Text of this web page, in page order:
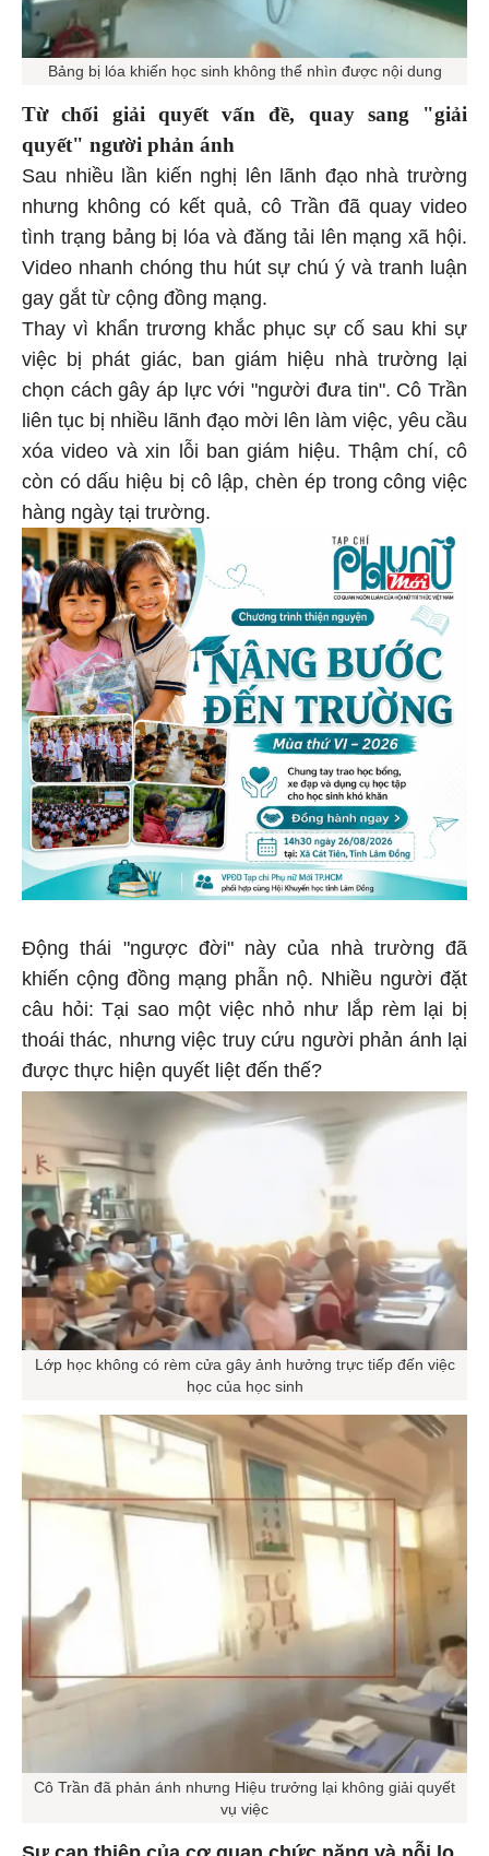
Bảng bị lóa khiến học sinh không thể nhìn được nội dung
Từ chối giải quyết vấn đề, quay sang "giải
quyết" người phản ánh
Sau nhiều lần kiến nghị lên lãnh đạo nhà trường
nhưng không có kết quả, cô Trần đã quay video
tình trạng bảng bị lóa và đăng tải lên mạng xã hội.
Video nhanh chóng thu hút sự chú ý và tranh luận
gay gắt từ cộng đồng mạng.
Thay vì khẩn trương khắc phục sự cố sau khi sự
việc bị phát giác, ban giám hiệu nhà trường lại
chọn cách gây áp lực với "người đưa tin". Cô Trần
liên tục bị nhiều lãnh đạo mời lên làm việc, yêu cầu
xóa video và xin lỗi ban giám hiệu. Thậm chí, cô
còn có dấu hiệu bị cô lập, chèn ép trong công việc
hàng ngày tại trường.
Động thái "ngược đời" này của nhà trường đã
khiến cộng đồng mạng phẫn nộ. Nhiều người đặt
câu hỏi: Tại sao một việc nhỏ như lắp rèm lại bị
thoái thác, nhưng việc truy cứu người phản ánh lại
được thực hiện quyết liệt đến thế?
Lớp học không có rèm cửa gây ảnh hưởng trực tiếp đến việc
học của học sinh
Cô Trần đã phản ánh nhưng Hiệu trưởng lại không giải quyết
vụ việc